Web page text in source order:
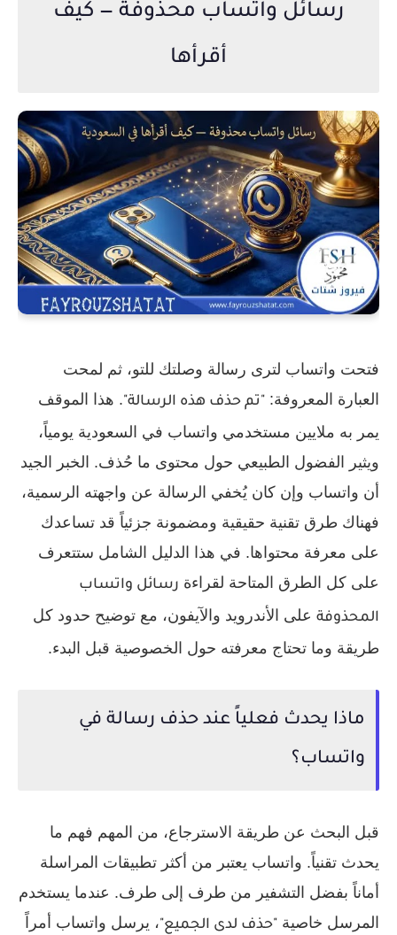
رسائل واتساب محذوفة — كيف
أقرأها
فتحت واتساب لترى رسالة وصلتك للتو، ثم لمحت
العبارة المعروفة: "تم حذف هذه الرسالة". هذا الموقف
يمر به ملايين مستخدمي واتساب في السعودية يومياً،
ويثير الفضول الطبيعي حول محتوى ما حُذف. الخبر الجيد
أن واتساب وإن كان يُخفي الرسالة عن واجهته الرسمية،
فهناك طرق تقنية حقيقية ومضمونة جزئياً قد تساعدك
على معرفة محتواها. في هذا الدليل الشامل ستتعرف
على كل الطرق المتاحة لقراءة رسائل واتساب
المحذوفة على الأندرويد والآيفون، مع توضيح حدود كل
طريقة وما تحتاج معرفته حول الخصوصية قبل البدء.
ماذا يحدث فعلياً عند حذف رسالة في
واتساب؟
قبل البحث عن طريقة الاسترجاع، من المهم فهم ما
يحدث تقنياً. واتساب يعتبر من أكثر تطبيقات المراسلة
أماناً بفضل التشفير من طرف إلى طرف. عندما يستخدم
المرسل خاصية "حذف لدى الجميع"، يرسل واتساب أمراً